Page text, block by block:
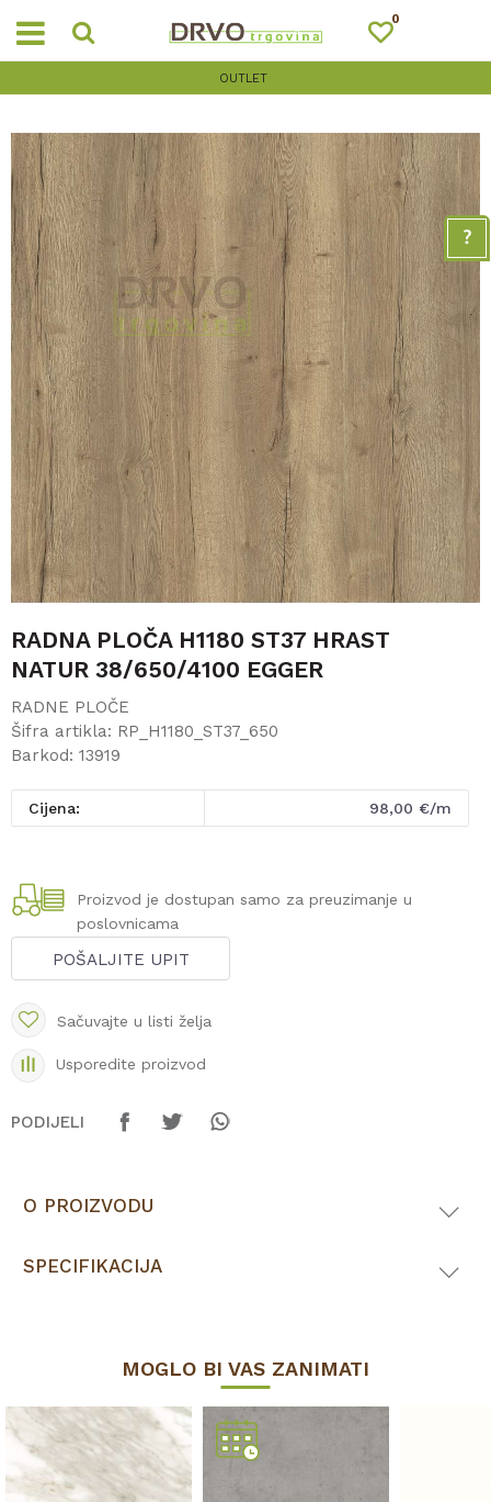
0
OUTLET
RADNA PLOČA H1180 ST37 HRAST
NATUR 38/650/4100 EGGER
RADNE PLOČE
Šifra artikla: RP_H1180_ST37_650
Barkod: 13919
Cijena: 98,00 €/m
Proizvod je dostupan samo za preuzimanje u
poslovnicama
POŠALJITE UPIT
Sačuvajte u listi želja
Usporedite proizvod
PODIJELI
O PROIZVODU
SPECIFIKACIJA
MOGLO BI VAS ZANIMATI